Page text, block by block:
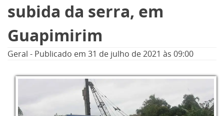
subida da serra, em
Guapimirim
Geral - Publicado em 31 de julho de 2021 às 09:00